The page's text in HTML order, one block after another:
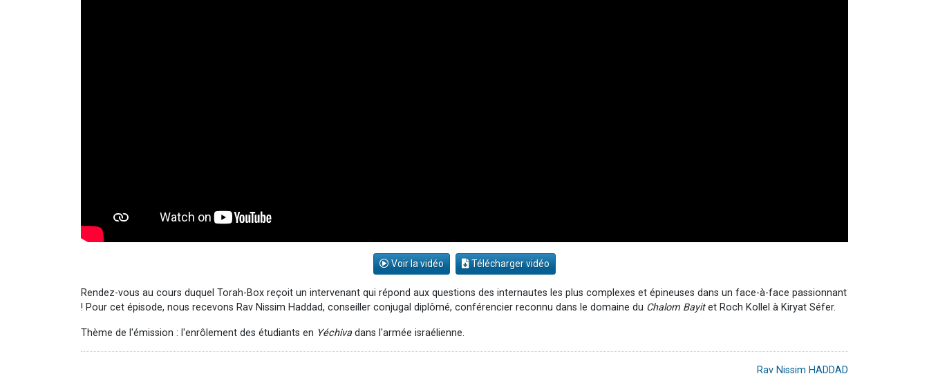
Voir la vidéo Télécharger vidéo
Rendez-vous au cours duquel Torah-Box reçoit un intervenant qui répond aux questions des internautes les plus complexes et épineuses dans un face-à-face passionnant
! Pour cet épisode, nous recevons Rav Nissim Haddad, conseiller conjugal diplômé, conférencier reconnu dans le domaine du Chalom Bayitet Roch Kollel à Kiryat Séfer.
Thème de l'émission : l'enrôlement des étudiants en Yéchivadans l'armée israélienne.
Rav Nissim HADDAD